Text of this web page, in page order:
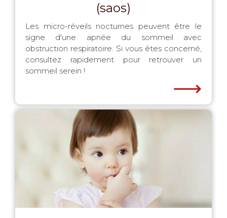
(saos)
Les micro-réveils nocturnes peuvent être le
signe d'une apnée du sommeil avec
obstruction respiratoire. Si vous êtes concerné,
consultez rapidement pour retrouver un
sommeil serein !
⟶